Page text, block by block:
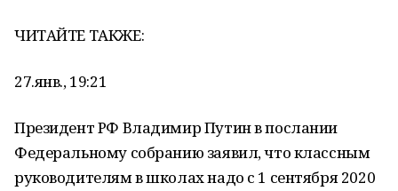
ЧИТАЙТЕ ТАКЖЕ:
27.янв., 19:21
Президент РФ Владимир Путин в послании
Федеральному собранию заявил, что классным
руководителям в школах надо с 1 сентября 2020